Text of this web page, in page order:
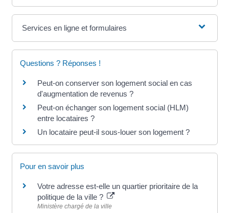
Services en ligne et formulaires
Questions ? Réponses !
Peut-on conserver son logement social en cas
d'augmentation de revenus ?
Peut-on échanger son logement social (HLM)
entre locataires ?
Un locataire peut-il sous-louer son logement ?
Pour en savoir plus
Votre adresse est-elle un quartier prioritaire de la
politique de la ville ?
Ministère chargé de la ville